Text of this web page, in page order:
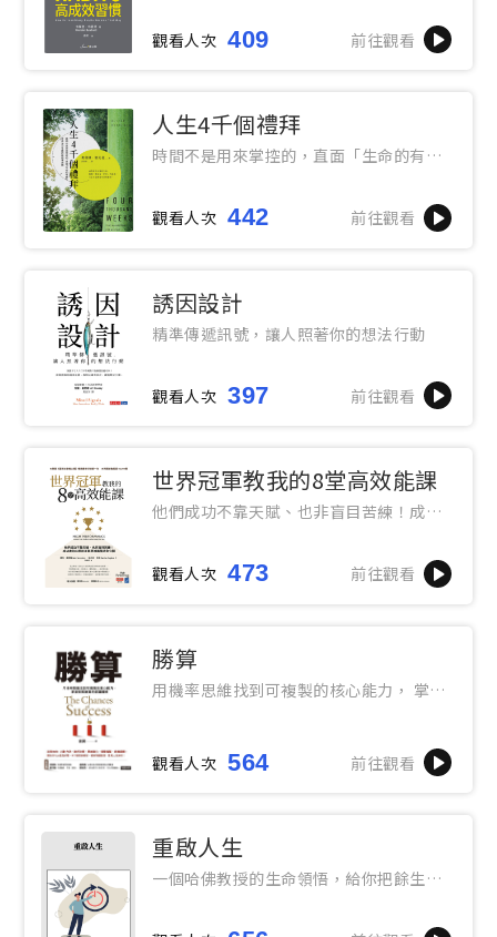
觀看人次 409 前往觀看
人生4千個禮拜
時間不是用來掌控的，直面「生命的有
觀看人次 442 前往觀看
誘因設計
精準傳遞訊號，讓人照著你的想法行動
觀看人次 397 前往觀看
世界冠軍教我的8堂高效能課
他們成功不靠天賦、也非盲目苦練！成功
觀看人次 473 前往觀看
勝算
用機率思維找到可複製的核心能力， 掌握
觀看人次 564 前往觀看
重啟人生
一個哈佛教授的生命領悟，給你把餘生過